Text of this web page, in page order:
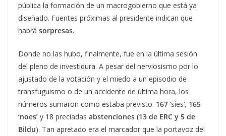
pública la formación de un macrogobierno que está ya
diseñado. Fuentes próximas al presidente indican que
habrá sorpresas.
Donde no las hubo, finalmente, fue en la última sesión
del pleno de investidura. A pesar del nerviosismo por lo
ajustado de la votación y el miedo a un episodio de
transfuguismo o de un accidente de última hora, los
números sumaron como estaba previsto. 167 ‘síes’, 165
‘noes’ y 18 preciadas abstenciones (13 de ERC y 5 de
Bildu). Tan apretado era el marcador que la portavoz del